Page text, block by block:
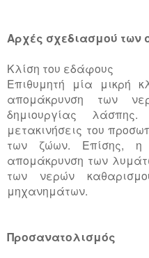
Αρχές σχεδιασμού των
Κλίση του εδάφους
Επιθυμητή μία μικρή
απομάκρυνση των
δημιουργίας λάσπης.
μετακινήσεις του
των ζώων. Επίσης, η
απομάκρυνση των
των νερών
μηχανημάτων.
Προσανατολισμός